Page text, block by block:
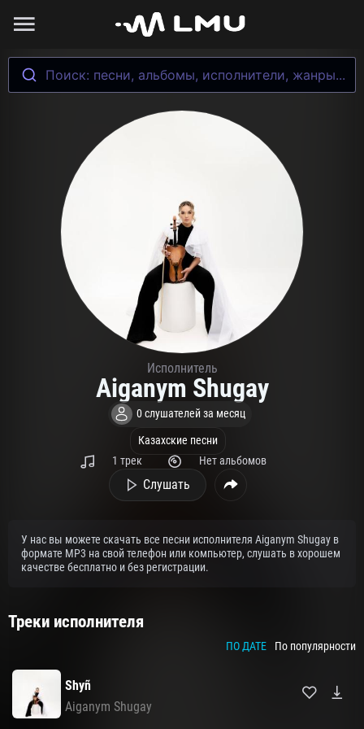
Поиск: песни, альбомы, исполнители, жанры...
Исполнитель
Aiganym Shugay
0 слушателей за месяц
Казахские песни
1 трек
Нет альбомов
Слушать
У нас вы можете скачать все песни исполнителя Aiganym Shugay в
формате MP3 на свой телефон или компьютер, слушать в хорошем
качестве бесплатно и без регистрации.
Треки исполнителя
ПО ДАТЕ По популярности
Shyñ
Aiganym Shugay